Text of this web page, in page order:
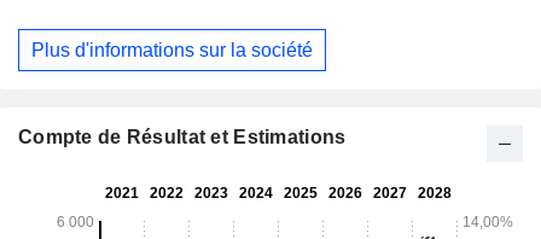
Moyen-Orient-Afrique (41%), Amérique du Nord (24,9%),
Asie-Pacifique (20,8%) et Amérique latine (13,3%).
Plus d'informations sur la société
Compte de Résultat et Estimations